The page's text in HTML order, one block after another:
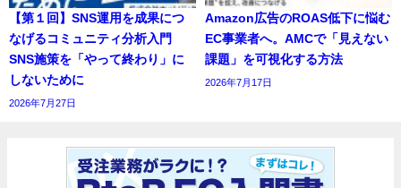
【第１回】SNS運用を成果につ
なげるコミュニティ分析入門
SNS施策を「やって終わり」に
しないために
2026年7月27日
Amazon広告のROAS低下に悩む
EC事業者へ。AMCで「見えない
課題」を可視化する方法
2026年7月17日